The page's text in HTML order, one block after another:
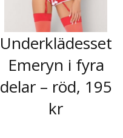
Underklädesset
Emeryn i fyra
delar – röd, 195
kr